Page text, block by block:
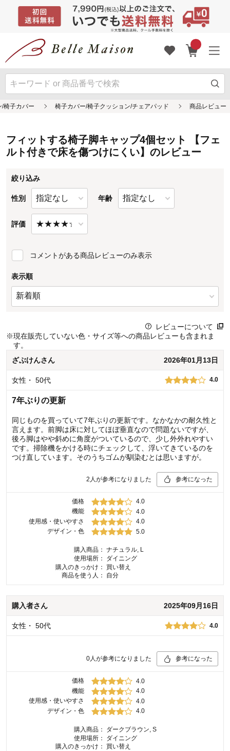
フィットする椅子脚キャップ4個セット 【フェ
ルト付きで床を傷つけにくい】のレビュー
絞り込み
性別 年齢
評価
コメントがある商品レビューのみ表示
表示順
レビューについて
※現在販売していない色・サイズ等への商品レビューも含まれま
す。
ざぶけんさん 2026年01月13日
女性 ・ 50代 4.0
7年ぶりの更新
同じものを買っていて7年ぶりの更新です。なかなかの耐久性と
言えます。前脚は床に対してほぼ垂直なので問題ないですが、
後ろ脚はやや斜めに角度がついているので、少し外外れやすい
です。掃除機をかける時にチェックして、浮いてきているのを
つけ直しています。そのうちゴムが馴染むとは思いますが。
2 人が参考になりました 参考になった
価格
4.0
機能
4.0
使用感・使いやすさ
4.0
デザイン・色
5.0
購入商品： ナチュラル, L
使用場所：
ダイニング
購入のきっかけ：
買い替え
商品を使う人：
自分
購入者さん 2025年09月16日
女性 ・ 50代 4.0
0人が参考になりました 参考になった
価格
4.0
機能
4.0
使用感・使いやすさ
4.0
デザイン・色
4.0
購入商品：
ダークブラウン, S
使用場所：
ダイニング
購入のきっかけ：
買い替え